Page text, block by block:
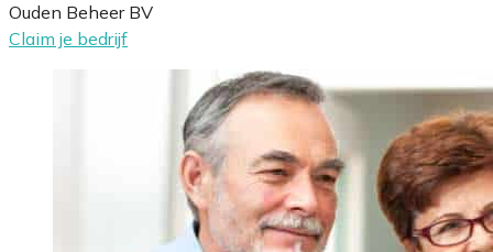
Ouden Beheer BV
Claim je bedrijf